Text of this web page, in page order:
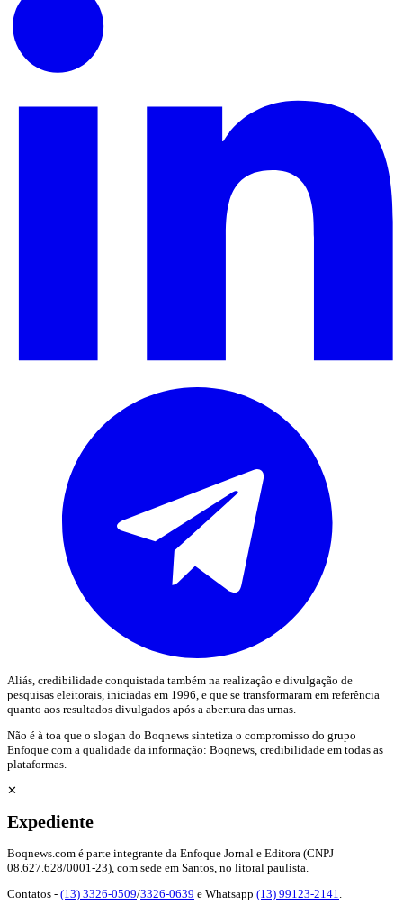
Aliás, credibilidade conquistada também na realização e divulgação de
pesquisas eleitorais, iniciadas em 1996, e que se transformaram em referência
quanto aos resultados divulgados após a abertura das urnas.
Não é à toa que o slogan do Boqnews sintetiza o compromisso do grupo
Enfoque com a qualidade da informação: Boqnews, credibilidade em todas as
plataformas.
✕
Expediente
Boqnews.com é parte integrante da Enfoque Jornal e Editora (CNPJ
08.627.628/0001-23), com sede em Santos, no litoral paulista.
Contatos - (13) 3326-0509/3326-0639 e Whatsapp (13) 99123-2141.